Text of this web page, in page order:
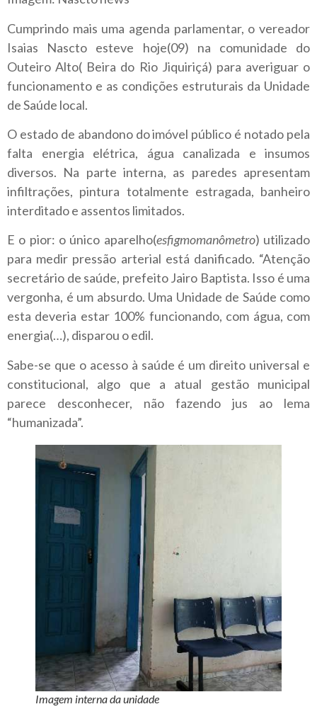
Cumprindo mais uma agenda parlamentar, o vereador
Isaias Nascto esteve hoje(09) na comunidade do
Outeiro Alto( Beira do Rio Jiquiriçá) para averiguar o
funcionamento e as condições estruturais da Unidade
de Saúde local.
O estado de abandono do imóvel público é notado pela
falta energia elétrica, água canalizada e insumos
diversos. Na parte interna, as paredes apresentam
infiltrações, pintura totalmente estragada, banheiro
interditado e assentos limitados.
E o pior: o único aparelho(esfigmomanômetro) utilizado
para medir pressão arterial está danificado. “Atenção
secretário de saúde, prefeito Jairo Baptista. Isso é uma
vergonha, é um absurdo. Uma Unidade de Saúde como
esta deveria estar 100% funcionando, com água, com
energia(…), disparou o edil.
Sabe-se que o acesso à saúde é um direito universal e
constitucional, algo que a atual gestão municipal
parece desconhecer, não fazendo jus ao lema
“humanizada”.
Imagem interna da unidade